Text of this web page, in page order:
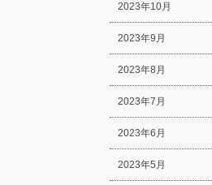
2023年10月
2023年9月
2023年8月
2023年7月
2023年6月
2023年5月